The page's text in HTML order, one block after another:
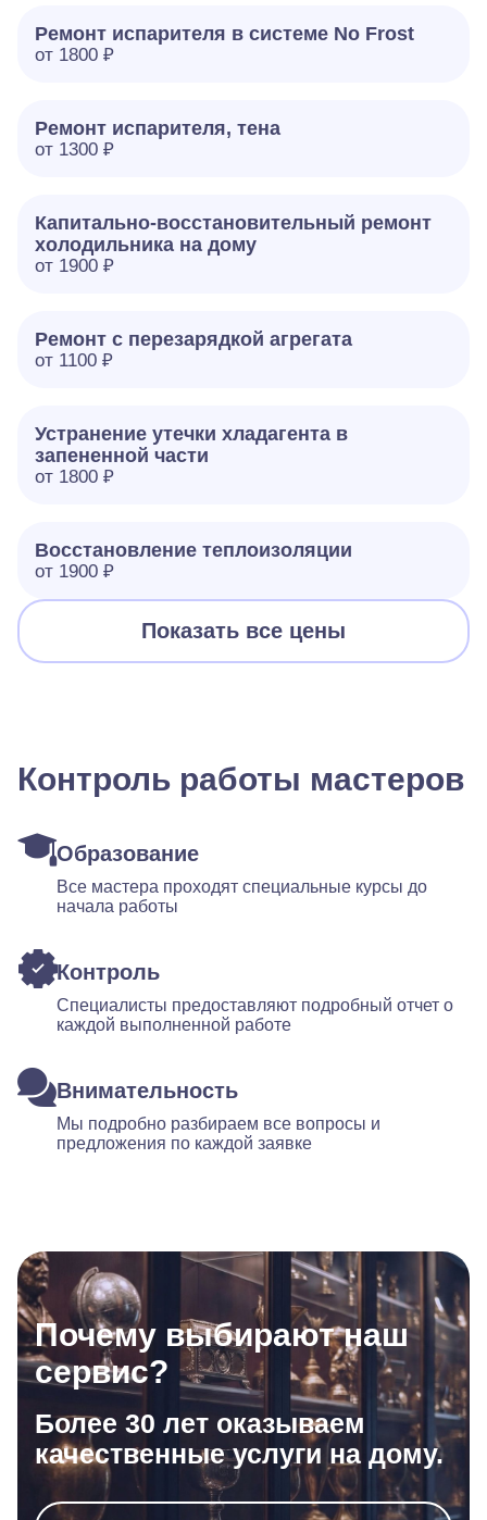
Ремонт испарителя в системе No Frost
от 1800 ₽
Ремонт испарителя, тена
от 1300 ₽
Капитально-восстановительный ремонт
холодильника на дому
от 1900 ₽
Ремонт с перезарядкой агрегата
от 1100 ₽
Устранение утечки хладагента в
запененной части
от 1800 ₽
Восстановление теплоизоляции
от 1900 ₽
Показать все цены
Контроль работы мастеров
Образование
Все мастера проходят специальные курсы до
начала работы
Контроль
Специалисты предоставляют подробный отчет о
каждой выполненной работе
Внимательность
Мы подробно разбираем все вопросы и
предложения по каждой заявке
Почему выбирают наш
сервис?
Более 30 лет оказываем
качественные услуги на дому.